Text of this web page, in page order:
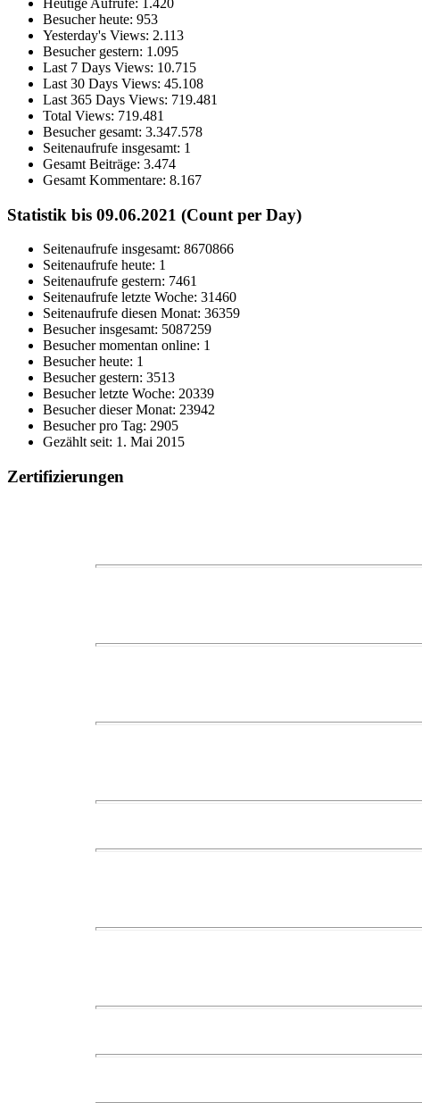
Heutige Aufrufe: 1.420
Besucher heute: 953
Yesterday's Views: 2.113
Besucher gestern: 1.095
Last 7 Days Views: 10.715
Last 30 Days Views: 45.108
Last 365 Days Views: 719.481
Total Views: 719.481
Besucher gesamt: 3.347.578
Seitenaufrufe insgesamt: 1
Gesamt Beiträge: 3.474
Gesamt Kommentare: 8.167
Statistik bis 09.06.2021 (Count per Day)
Seitenaufrufe insgesamt: 8670866
Seitenaufrufe heute: 1
Seitenaufrufe gestern: 7461
Seitenaufrufe letzte Woche: 31460
Seitenaufrufe diesen Monat: 36359
Besucher insgesamt: 5087259
Besucher momentan online: 1
Besucher heute: 1
Besucher gestern: 3513
Besucher letzte Woche: 20339
Besucher dieser Monat: 23942
Besucher pro Tag: 2905
Gezählt seit: 1. Mai 2015
Zertifizierungen